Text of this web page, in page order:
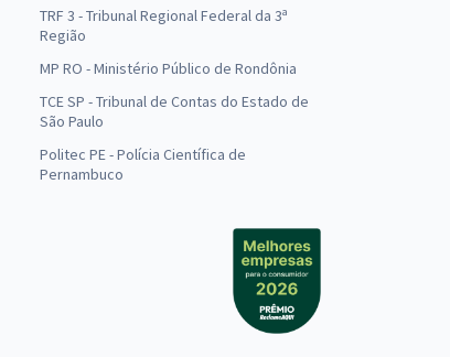
TRF 3 - Tribunal Regional Federal da 3ª
Região
MP RO - Ministério Público de Rondônia
TCE SP - Tribunal de Contas do Estado de
São Paulo
Politec PE - Polícia Científica de
Pernambuco